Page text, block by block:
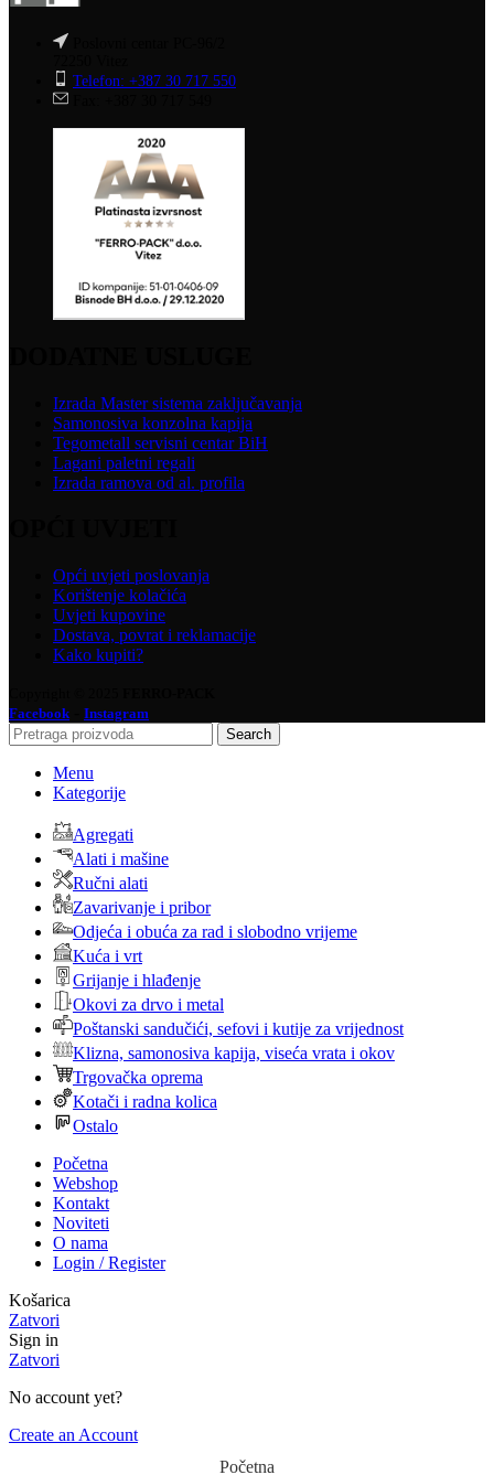
Telefon: +387 30 717 550
Izrada Master sistema zaključavanja
Samonosiva konzolna kapija
Tegometall servisni centar BiH
Lagani paletni regali
Izrada ramova od al. profila
Opći uvjeti poslovanja
Korištenje kolačića
Uvjeti kupovine
Dostava, povrat i reklamacije
Kako kupiti?
Facebook
Instagram
Search
Menu
Kategorije
Agregati
Alati i mašine
Ručni alati
Zavarivanje i pribor
Odjeća i obuća za rad i slobodno vrijeme
Kuća i vrt
Grijanje i hlađenje
Okovi za drvo i metal
Poštanski sandučići, sefovi i kutije za vrijednost
Klizna, samonosiva kapija, viseća vrata i okov
Trgovačka oprema
Kotači i radna kolica
Ostalo
Početna
Webshop
Kontakt
Noviteti
O nama
Login / Register
Košarica
Zatvori
Sign in
Zatvori
No account yet?
Create an Account
Početna